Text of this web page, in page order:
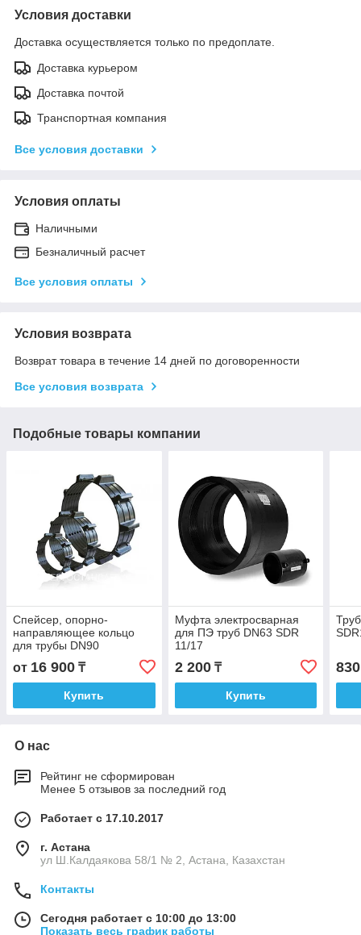
Условия доставки
Доставка осуществляется только по предоплате.
Доставка курьером
Доставка почтой
Транспортная компания
Все условия доставки
Условия оплаты
Наличными
Безналичный расчет
Все условия оплаты
Условия возврата
Возврат товара в течение 14 дней по договоренности
Все условия возврата
Подобные товары компании
Спейсер, опорно-
направляющее кольцо
для трубы DN90
от 16 900 ₸
Купить
Муфта электросварная
для ПЭ труб DN63 SDR
11/17
2 200₸
Купить
830
О нас
Рейтинг не сформирован
Менее 5 отзывов за последний год
Работает с 17.10.2017
г. Астана
ул Ш.Калдаякова 58/1 № 2, Астана, Казахстан
Контакты
Сегодня работает с 10:00 до 13:00
Показать весь график работы